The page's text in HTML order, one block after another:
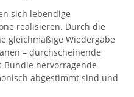
sich lebendige
realisieren. Durch die
gleichmäßige Wiedergabe
– durchscheinende
Bundle hervorragende
abgestimmt sind und